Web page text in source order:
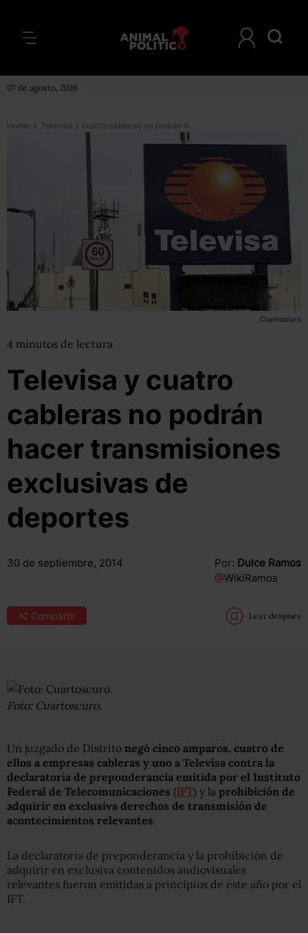
07 de agosto, 2026
Home > Televisa y cuatro cableras no podrán hacer transmisiones exclusivas de deportes
Cuartoscuro
4 minutos de lectura
Televisa y cuatro
cableras no podrán
hacer transmisiones
exclusivas de
deportes
30 de septiembre, 2014 Por: Dulce Ramos
@WikiRamos
Compartir Leer después
Foto: Cuartoscuro.
Un juzgado de Distrito negó cinco amparos, cuatro de
ellos a empresas cableras y uno a Televisa contra la
declaratoria de preponderancia emitida por el Instituto
Federal de Telecomunicaciones (IFT) y la prohibición de
adquirir en exclusiva derechos de transmisión de
acontecimientos relevantes.
La declaratoria de preponderancia y la prohibición de
adquirir en exclusiva contenidos audiovisuales
relevantes fueron emitidas a principios de este año por el
IFT.